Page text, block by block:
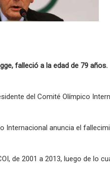
falleció a la edad de 79 años.
del Comité Olímpico
Internacional anuncia el
de 2001 a 2013, luego de lo